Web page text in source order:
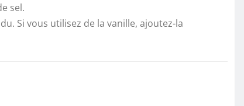
sel.
Si vous utilisez de la vanille, ajoutez-la